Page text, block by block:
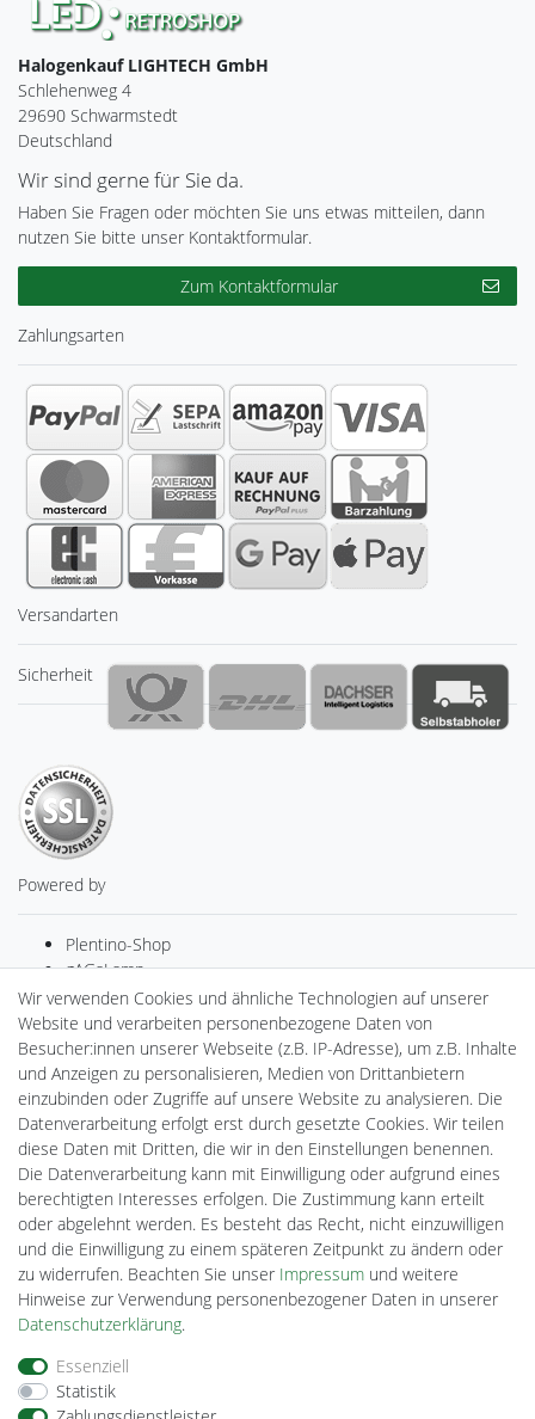
Halogenkauf LIGHTECH GmbH
Schlehenweg 4
29690 Schwarmstedt
Deutschland
Wir sind gerne für Sie da.
Haben Sie Fragen oder möchten Sie uns etwas mitteilen, dann
nutzen Sie bitte unser Kontaktformular.
Zum Kontaktformular
Zahlungsarten
Versandarten
Sicherheit
Powered by
Plentino-Shop
gAGaLamp
Drohnenstore24
MeinUSB
Batteriespeicher
PlentiSolar
Gebrauchtlicht
Ledkauf
DEYESOLAR
Lightech Connect
CardanLight Europe
FORTIMO LEDs
Cardanlight-Shop
Wallbox24
Impressum
Wir verwenden Cookies und ähnliche Technologien auf unserer
Website und verarbeiten personenbezogene Daten von
Besucher:innen unserer Webseite (z.B. IP-Adresse), um z.B. Inhalte
und Anzeigen zu personalisieren, Medien von Drittanbietern
einzubinden oder Zugriffe auf unsere Website zu analysieren. Die
Datenverarbeitung erfolgt erst durch gesetzte Cookies. Wir teilen
diese Daten mit Dritten, die wir in den Einstellungen benennen.
Die Datenverarbeitung kann mit Einwilligung oder aufgrund eines
berechtigten Interesses erfolgen. Die Zustimmung kann erteilt
oder abgelehnt werden. Es besteht das Recht, nicht einzuwilligen
und die Einwilligung zu einem späteren Zeitpunkt zu ändern oder
zu widerrufen. Beachten Sie unser Impressum und weitere
Hinweise zur Verwendung personenbezogener Daten in unserer
Daten­schutz­erklärung.
Essenziell
Statistik